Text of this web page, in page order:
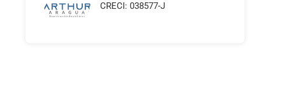
CRECI: 038577-J